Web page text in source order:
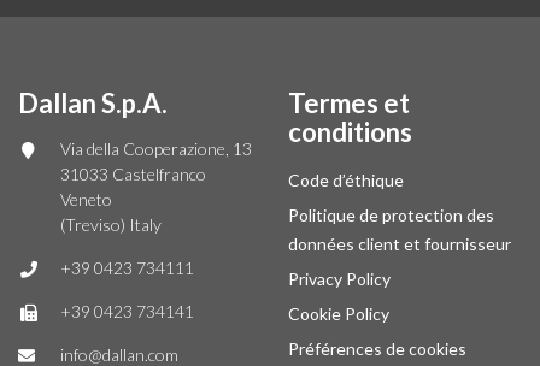
Dallan S.p.A.
Via della Cooperazione, 13
31033 Castelfranco
Veneto
(Treviso) Italy
+39 0423 734111
+39 0423 734141
info@dallan.com
Termes et
conditions
Code d’éthique
Politique de protection des
données client et fournisseur
Privacy Policy
Cookie Policy
Préférences de cookies